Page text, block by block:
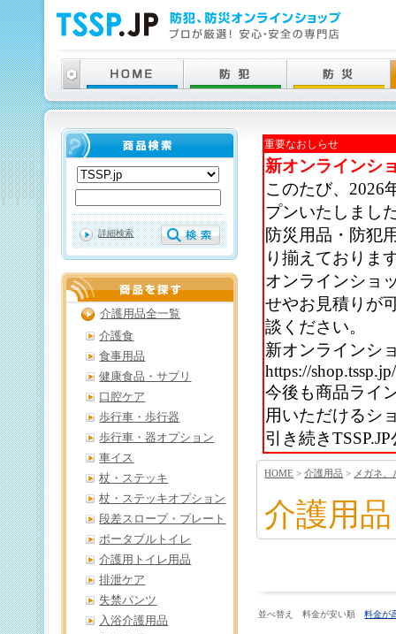
重要なおしらせ
新オンラインシ
このたび、2026
プンいたしまし
防災用品・防犯
り揃えておりま
オンラインショ
せやお見積りが
談ください。
新オンラインシ
https://shop.tssp.jp/
今後も商品ライ
用いただけるシ
引き続き
HOME >介護用品 > メガネ、
介護用品
並べ替え 料金が安い順料金が
詳細検索
介護用品全一覧
介護食
食事用品
健康食品・サプリ
口腔ケア
歩行車・歩行器
歩行車・器オプション
車イス
杖・ステッキ
杖・ステッキオプション
段差スロープ・プレート
ポータブルトイレ
介護用トイレ用品
排泄ケア
失禁パンツ
入浴介護用品